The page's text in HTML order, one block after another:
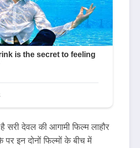
देवल की आगामी फिल्म लाहौर
इन दोनों फिल्मों के बीच में